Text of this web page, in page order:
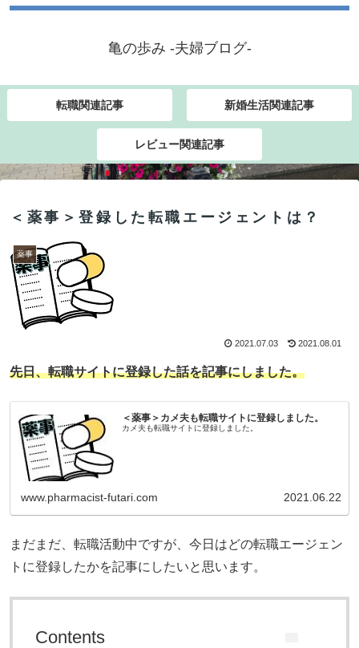
亀の歩み -夫婦ブログ-
転職関連記事 新婚生活関連記事
レビュー関連記事
＜薬事＞登録した転職エージェントは？
薬事
2021.07.03 2021.08.01
先日、転職サイトに登録した話を記事にしました。
＜薬事＞カメ夫も転職サイトに登録しました。
カメ夫も転職サイトに登録しました。
www.pharmacist-futari.com 2021.06.22
まだまだ、転職活動中ですが、今日はどの転職エージェン
トに登録したかを記事にしたいと思います。
Contents